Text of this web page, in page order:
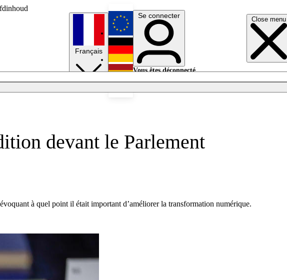
Close menu
Français
English
Deutsch
Se connecter
Vous êtes déconnecté.
devant le Parlement
à quel point il était important d’améliorer la transformation numérique.